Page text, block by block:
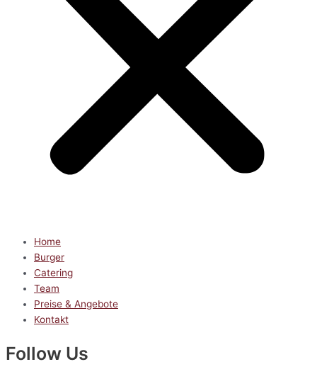
Home
Burger
Catering
Team
Preise & Angebote
Kontakt
Follow Us